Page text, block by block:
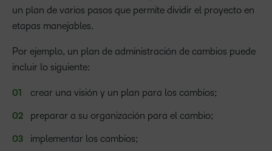
un plan de varios pasos que permite dividir el proyecto en
etapas manejables.
Por ejemplo, un plan de administración de cambios puede
incluir lo siguiente:
crear una visión y un plan para los cambios;
preparar a su organización para el cambio;
implementar los cambios;